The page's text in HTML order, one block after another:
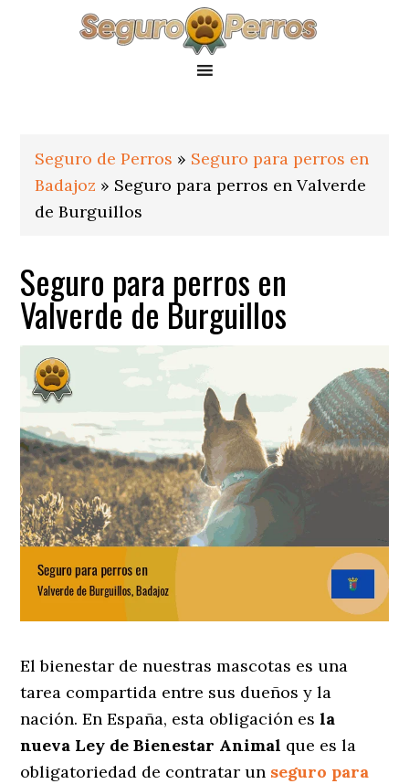
Seguro de Perros » Seguro para perros en
Badajoz » Seguro para perros en Valverde
de Burguillos
Seguro para perros en
Valverde de Burguillos
El bienestar de nuestras mascotas es una
tarea compartida entre sus dueños y la
nación. En España, esta obligación esla
nueva Ley de Bienestar Animal que es la
obligatoriedad de contratar un seguro para